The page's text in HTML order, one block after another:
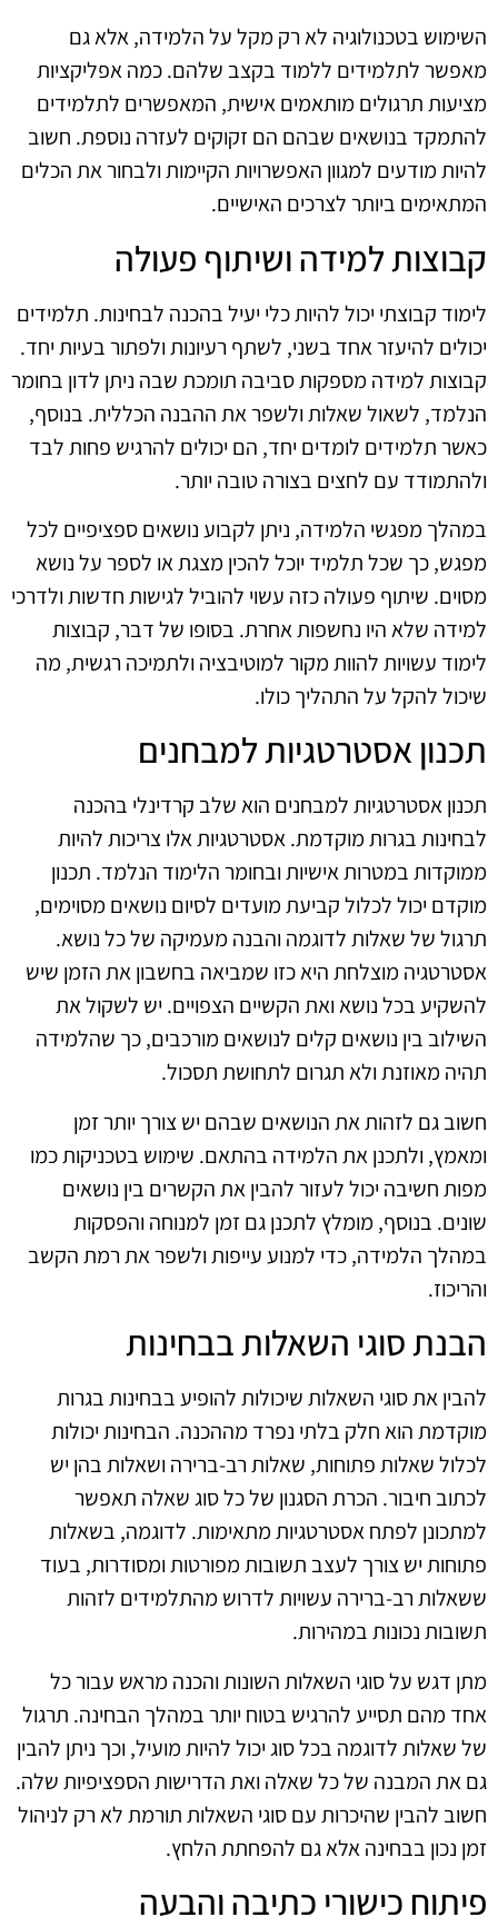
השימוש בטכנולוגיה לא רק מקל על הלמידה, אלא גם
מאפשר לתלמידים ללמוד בקצב שלהם. כמה אפליקציות
מציעות תרגולים מותאמים אישית, המאפשרים לתלמידים
להתמקד בנושאים שבהם הם זקוקים לעזרה נוספת. חשוב
להיות מודעים למגוון האפשרויות הקיימות ולבחור את הכלים
המתאימים ביותר לצרכים האישיים.
קבוצות למידה ושיתוף פעולה
לימוד קבוצתי יכול להיות כלי יעיל בהכנה לבחינות. תלמידים
יכולים להיעזר אחד בשני, לשתף רעיונות ולפתור בעיות יחד.
קבוצות למידה מספקות סביבה תומכת שבה ניתן לדון בחומר
הנלמד, לשאול שאלות ולשפר את ההבנה הכללית. בנוסף,
כאשר תלמידים לומדים יחד, הם יכולים להרגיש פחות לבד
ולהתמודד עם לחצים בצורה טובה יותר.
במהלך מפגשי הלמידה, ניתן לקבוע נושאים ספציפיים לכל
מפגש, כך שכל תלמיד יוכל להכין מצגת או לספר על נושא
מסוים. שיתוף פעולה כזה עשוי להוביל לגישות חדשות ולדרכי
למידה שלא היו נחשפות אחרת. בסופו של דבר, קבוצות
לימוד עשויות להוות מקור למוטיבציה ולתמיכה רגשית, מה
שיכול להקל על התהליך כולו.
תכנון אסטרטגיות למבחנים
תכנון אסטרטגיות למבחנים הוא שלב קרדינלי בהכנה
לבחינות בגרות מוקדמת. אסטרטגיות אלו צריכות להיות
ממוקדות במטרות אישיות ובחומר הלימוד הנלמד. תכנון
מוקדם יכול לכלול קביעת מועדים לסיום נושאים מסוימים,
תרגול של שאלות לדוגמה והבנה מעמיקה של כל נושא.
אסטרטגיה מוצלחת היא כזו שמביאה בחשבון את הזמן שיש
להשקיע בכל נושא ואת הקשיים הצפויים. יש לשקול את
השילוב בין נושאים קלים לנושאים מורכבים, כך שהלמידה
תהיה מאוזנת ולא תגרום לתחושת תסכול.
חשוב גם לזהות את הנושאים שבהם יש צורך יותר זמן
ומאמץ, ולתכנן את הלמידה בהתאם. שימוש בטכניקות כמו
מפות חשיבה יכול לעזור להבין את הקשרים בין נושאים
שונים. בנוסף, מומלץ לתכנן גם זמן למנוחה והפסקות
במהלך הלמידה, כדי למנוע עייפות ולשפר את רמת הקשב
והריכוז.
הבנת סוגי השאלות בבחינות
להבין את סוגי השאלות שיכולות להופיע בבחינות בגרות
מוקדמת הוא חלק בלתי נפרד מההכנה. הבחינות יכולות
לכלול שאלות פתוחות, שאלות רב-ברירה ושאלות בהן יש
לכתוב חיבור. הכרת הסגנון של כל סוג שאלה תאפשר
למתכונן לפתח אסטרטגיות מתאימות. לדוגמה, בשאלות
פתוחות יש צורך לעצב תשובות מפורטות ומסודרות, בעוד
ששאלות רב-ברירה עשויות לדרוש מהתלמידים לזהות
תשובות נכונות במהירות.
מתן דגש על סוגי השאלות השונות והכנה מראש עבור כל
אחד מהם תסייע להרגיש בטוח יותר במהלך הבחינה. תרגול
של שאלות לדוגמה בכל סוג יכול להיות מועיל, וכך ניתן להבין
גם את המבנה של כל שאלה ואת הדרישות הספציפיות שלה.
חשוב להבין שהיכרות עם סוגי השאלות תורמת לא רק לניהול
זמן נכון בבחינה אלא גם להפחתת הלחץ.
פיתוח כישורי כתיבה והבעה